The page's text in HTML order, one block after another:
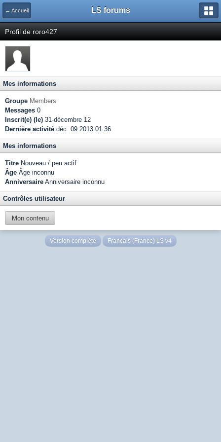
← Accueil LS forums
Profil de roro427
Mes informations
Groupe Members
Messages 0
Inscrit(e) (le) 31-décembre 12
Dernière activité déc. 09 2013 01:36
Mes informations
Titre Nouveau / peu actif
Âge Âge inconnu
Anniversaire Anniversaire inconnu
Contrôles utilisateur
Mon contenu
Version complète Français (France) LS v4